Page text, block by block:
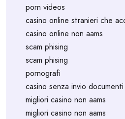
porn videos
casino online stranieri che
casino online non aams
scam phising
scam phising
pornografi
casino senza invio documenti
migliori casino non aams
migliori casino non aams